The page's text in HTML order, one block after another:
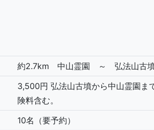
約2.7km 中山霊園 ～ 弘法山古
3,500円 弘法山古墳から中山霊園ま
険料含む。
10名（要予約）